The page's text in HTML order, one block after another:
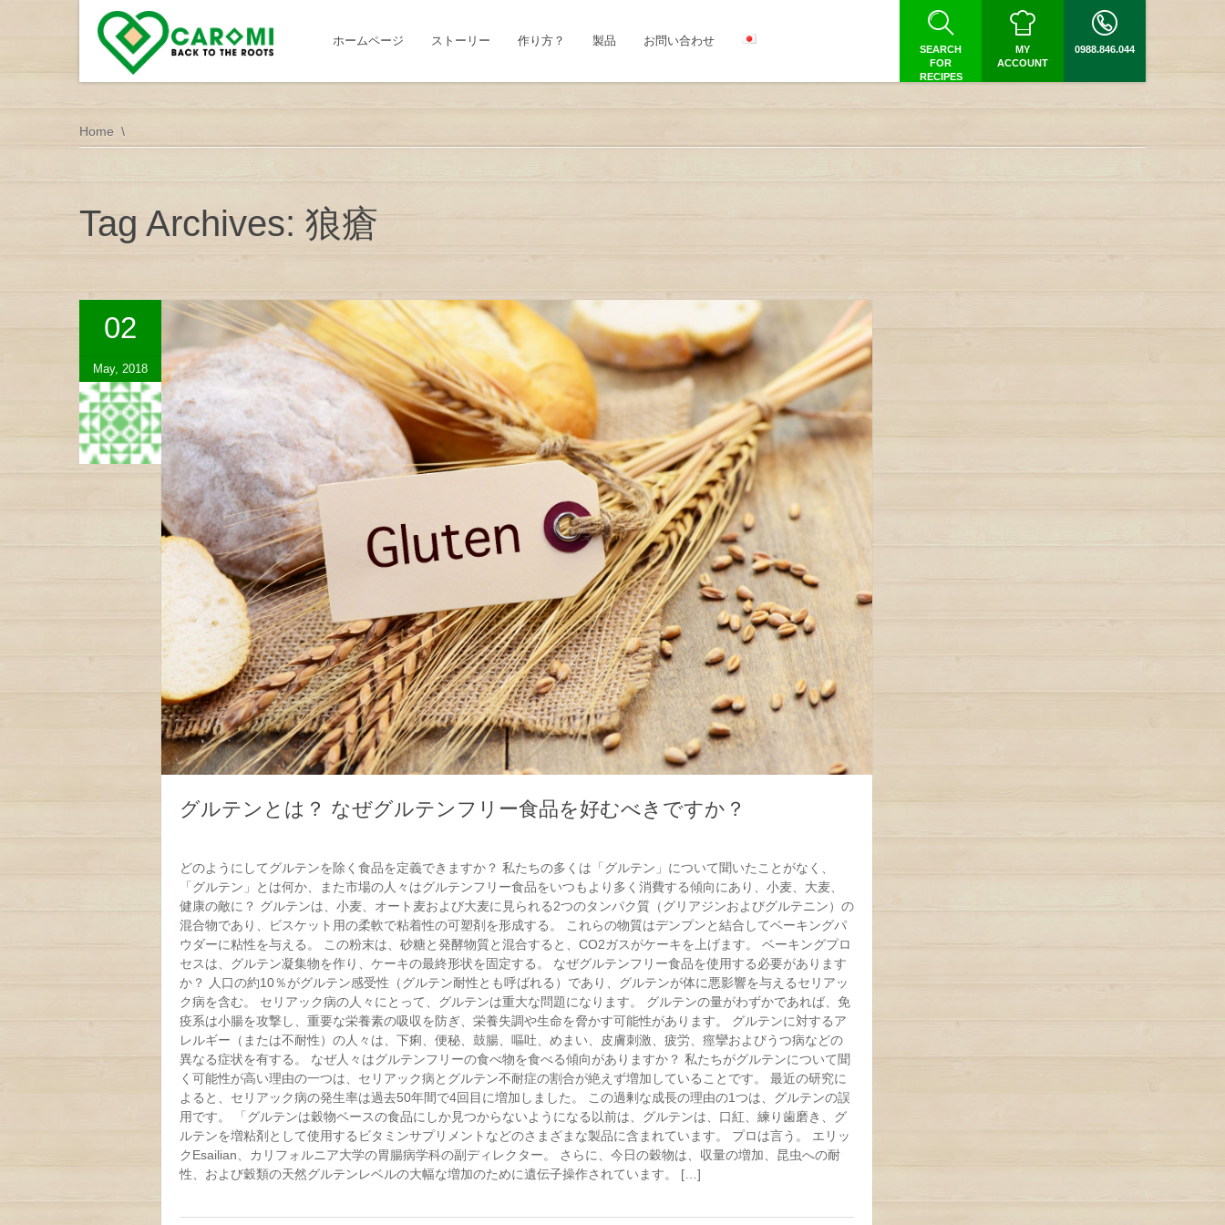
ホームページ ストーリー 作り方？ 製品 お問い合わせ
SEARCH
FOR
RECIPES
MY
ACCOUNT
0988.846.044
Home
Tag Archives: 狼瘡
02
May, 2018
グルテンとは？ なぜグルテンフリー食品を好むべきですか？
どのようにしてグルテンを除く食品を定義できますか？ 私たちの多くは「グルテン」について聞いたことがなく、
「グルテン」とは何か、また市場の人々はグルテンフリー食品をいつもより多く消費する傾向にあり、小麦、大麦、
健康の敵に？ グルテンは、小麦、オート麦および大麦に見られる2つのタンパク質（グリアジンおよびグルテニン）の
混合物であり、ビスケット用の柔軟で粘着性の可塑剤を形成する。 これらの物質はデンプンと結合してベーキングパ
ウダーに粘性を与える。 この粉末は、砂糖と発酵物質と混合すると、CO2ガスがケーキを上げます。 ベーキングプロ
セスは、グルテン凝集物を作り、ケーキの最終形状を固定する。 なぜグルテンフリー食品を使用する必要があります
か？ 人口の約10％がグルテン感受性（グルテン耐性とも呼ばれる）であり、グルテンが体に悪影響を与えるセリアッ
ク病を含む。 セリアック病の人々にとって、グルテンは重大な問題になります。 グルテンの量がわずかであれば、免
疫系は小腸を攻撃し、重要な栄養素の吸収を防ぎ、栄養失調や生命を脅かす可能性があります。 グルテンに対するア
レルギー（または不耐性）の人々は、下痢、便秘、鼓腸、嘔吐、めまい、皮膚刺激、疲労、痙攣およびうつ病などの
異なる症状を有する。 なぜ人々はグルテンフリーの食べ物を食べる傾向がありますか？ 私たちがグルテンについて聞
く可能性が高い理由の一つは、セリアック病とグルテン不耐症の割合が絶えず増加していることです。 最近の研究に
よると、セリアック病の発生率は過去50年間で4回目に増加しました。 この過剰な成長の理由の1つは、グルテンの誤
用です。 「グルテンは穀物ベースの食品にしか見つからないようになる以前は、グルテンは、口紅、練り歯磨き、グ
ルテンを増粘剤として使用するビタミンサプリメントなどのさまざまな製品に含まれています。 プロは言う。 エリッ
クEsailian、カリフォルニア大学の胃腸病学科の副ディレクター。 さらに、今日の穀物は、収量の増加、昆虫への耐
性、および穀類の天然グルテンレベルの大幅な増加のために遺伝子操作されています。 […]